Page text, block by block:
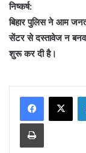
निष्कर्ष:
बिहार पुलिस ने आम
सेंटर से दस्तावेज न
शुरू कर दी है।
Print